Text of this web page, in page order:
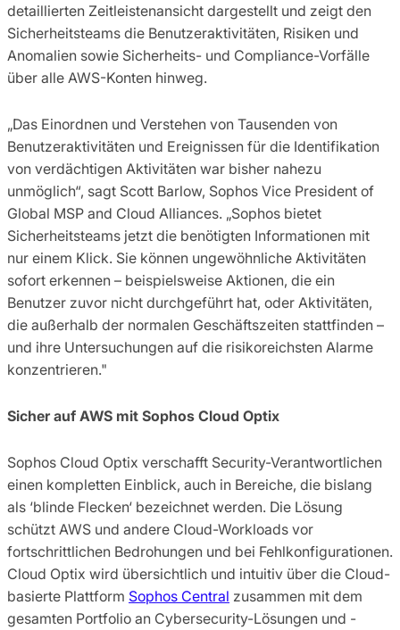
detaillierten Zeitleistenansicht dargestellt und zeigt den
Sicherheitsteams die Benutzeraktivitäten, Risiken und
Anomalien sowie Sicherheits- und Compliance-Vorfälle
über alle AWS-Konten hinweg.
„Das Einordnen und Verstehen von Tausenden von
Benutzeraktivitäten und Ereignissen für die Identifikation
von verdächtigen Aktivitäten war bisher nahezu
unmöglich“, sagt Scott Barlow, Sophos Vice President of
Global MSP and Cloud Alliances. „Sophos bietet
Sicherheitsteams jetzt die benötigten Informationen mit
nur einem Klick. Sie können ungewöhnliche Aktivitäten
sofort erkennen – beispielsweise Aktionen, die ein
Benutzer zuvor nicht durchgeführt hat, oder Aktivitäten,
die außerhalb der normalen Geschäftszeiten stattfinden –
und ihre Untersuchungen auf die risikoreichsten Alarme
konzentrieren."
Sicher auf AWS mit Sophos Cloud Optix
Sophos Cloud Optix verschafft Security-Verantwortlichen
einen kompletten Einblick, auch in Bereiche, die bislang
als ‘blinde Flecken‘ bezeichnet werden. Die Lösung
schützt AWS und andere Cloud-Workloads vor
fortschrittlichen Bedrohungen und bei Fehlkonfigurationen.
Cloud Optix wird übersichtlich und intuitiv über die Cloud-
basierte Plattform Sophos Central zusammen mit dem
gesamten Portfolio an Cybersecurity-Lösungen und -